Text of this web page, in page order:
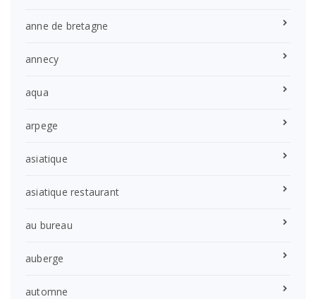
anne de bretagne
annecy
aqua
arpege
asiatique
asiatique restaurant
au bureau
auberge
automne